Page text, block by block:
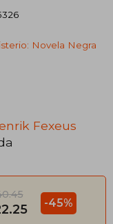
Novela Negra
Fexeus
-45%